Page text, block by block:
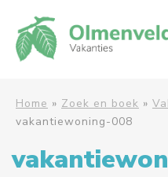
Home » Zoek en boek »
vakantiewoning-008